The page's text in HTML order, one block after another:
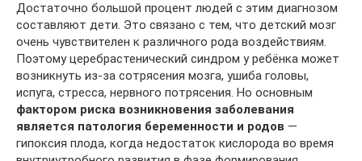
Достаточно большой процент людей с этим диагнозом
составляют дети. Это связано с тем, что детский мозг
очень чувствителен к различного рода воздействиям.
Поэтому церебрастенический синдром у ребёнка может
возникнуть из-за сотрясения мозга, ушиба головы,
испуга, стресса, нервного потрясения. Но основным
фактором риска возникновения заболевания
является патология беременности и родов —
гипоксия плода, когда недостаток кислорода во время